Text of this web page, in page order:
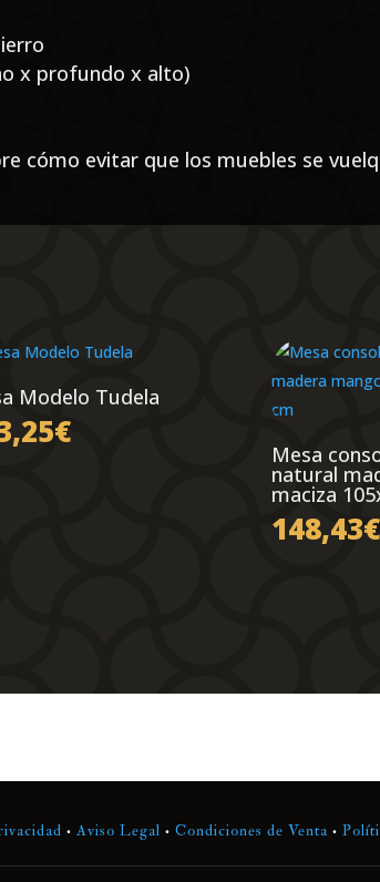
x profundo x alto)
cómo evitar que los muebles se
Modelo Tudela
€
Mesa
natural
maciza
148,43€
• Aviso Legal • Condiciones de Venta •